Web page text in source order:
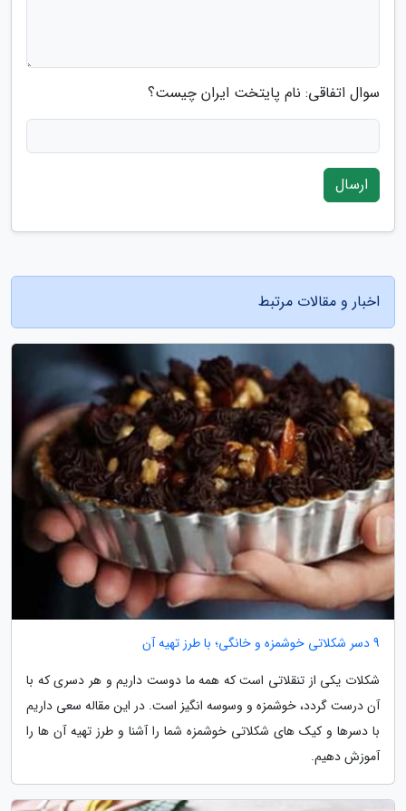
سوال اتفاقی: نام پایتخت ایران چیست؟
ارسال
اخبار و مقالات مرتبط
9 دسر شکلاتی خوشمزه و خانگی؛ با طرز تهیه آن
شکلات یکی از تنقلاتی است که همه ما دوست داریم و هر دسری که با
آن درست گردد، خوشمزه و وسوسه انگیز است. در این مقاله سعی داریم
با دسرها و کیک های شکلاتی خوشمزه شما را آشنا و طرز تهیه آن ها را
آموزش دهیم.